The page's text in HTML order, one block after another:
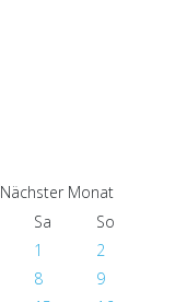
Sa
So
1
2
8
9